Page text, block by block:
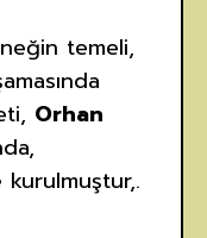
temeli,
Orhan